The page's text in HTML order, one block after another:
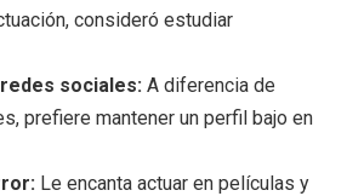
consideró estudiar
sociales: A diferencia de
prefiere mantener un perfil bajo en
Le encanta actuar en películas y